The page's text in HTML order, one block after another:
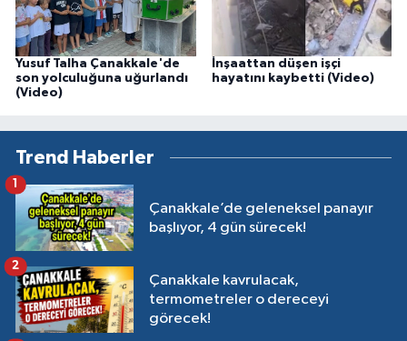
Yusuf Talha Çanakkale'de
son yolculuğuna uğurlandı
(Video)
İnşaattan düşen işçi
hayatını kaybetti (Video)
Trend Haberler
Çanakkale’de geleneksel panayır
başlıyor, 4 gün sürecek!
Çanakkale kavrulacak,
termometreler o dereceyi
görecek!
2